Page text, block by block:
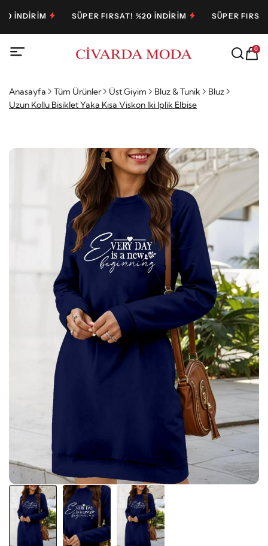
SÜPER FIRSAT! %20 İNDİRİM SÜPER FIRSAT!
0
Anasayfa Tüm Ürünler Üst Giyim Bluz & Tunik
Bluz
Uzun Kollu Bisiklet Yaka Kısa Viskon Iki Iplik Elbise